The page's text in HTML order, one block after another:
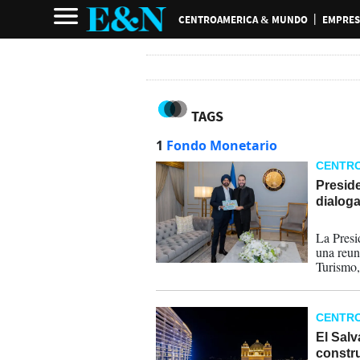
CENTROAMERICA & MUNDO
TAGS
1 Fondo Monetario
La
una
El